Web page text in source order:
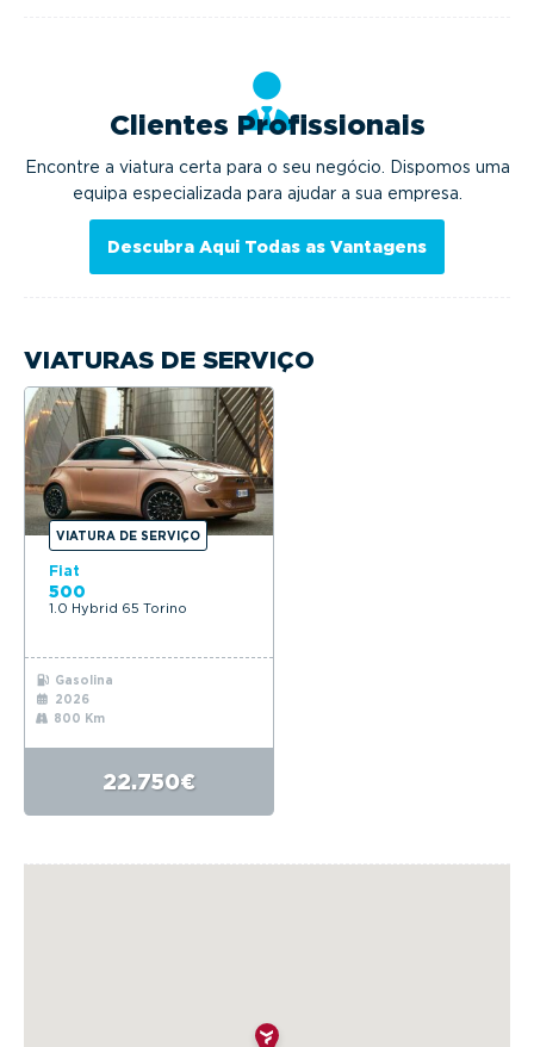
Clientes Profissionais
Encontre a viatura certa para o seu negócio. Dispomos uma
equipa especializada para ajudar a sua empresa.
Descubra Aqui Todas as Vantagens
VIATURAS DE SERVIÇO
VIATURA DE SERVIÇO
Fiat
500
1.0 Hybrid 65 Torino
Gasolina
2026
800 Km
22.750€